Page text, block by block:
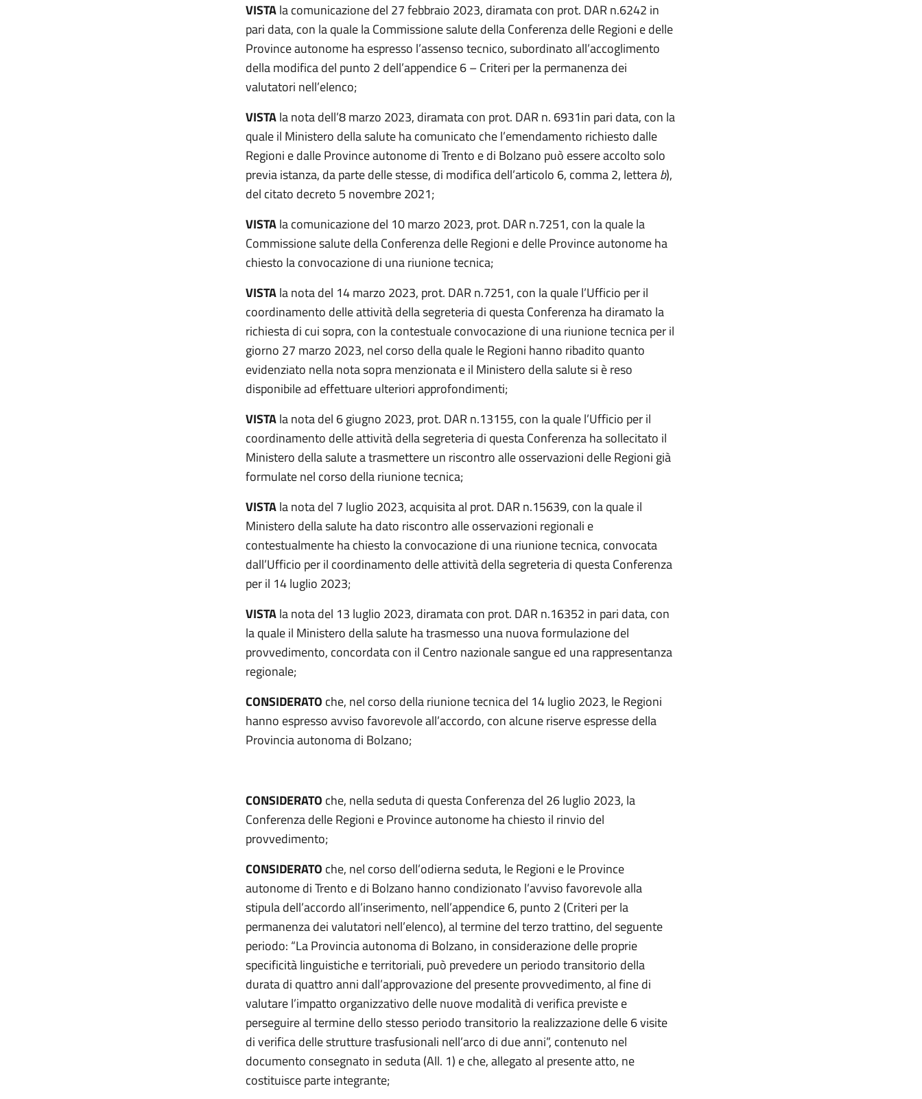
VISTAla comunicazione del 27 febbraio 2023, diramata con prot. DAR n.6242 in
pari data, con la quale la Commissione salute della Conferenza delle Regioni e delle
Province autonome ha espresso l’assenso tecnico, subordinato all’accoglimento
della modifica del punto 2 dell’appendice 6 – Criteri per la permanenza dei
valutatori nell’elenco;
VISTAla nota dell’8 marzo 2023, diramata con prot. DAR n. 6931in pari data, con la
quale il Ministero della salute ha comunicato che l’emendamento richiesto dalle
Regioni e dalle Province autonome di Trento e di Bolzano può essere accolto solo
previa istanza, da parte delle stesse, di modifica dell’articolo 6, comma 2, letterab),
del citato decreto 5 novembre 2021;
VISTAla comunicazione del 10 marzo 2023, prot. DAR n.7251, con la quale la
Commissione salute della Conferenza delle Regioni e delle Province autonome ha
chiesto la convocazione di una riunione tecnica;
VISTAla nota del 14 marzo 2023, prot. DAR n.7251, con la quale l’Ufficio per il
coordinamento delle attività della segreteria di questa Conferenza ha diramato la
richiesta di cui sopra, con la contestuale convocazione di una riunione tecnica per il
giorno 27 marzo 2023, nel corso della quale le Regioni hanno ribadito quanto
evidenziato nella nota sopra menzionata e il Ministero della salute si è reso
disponibile ad effettuare ulteriori approfondimenti;
VISTAla nota del 6 giugno 2023, prot. DAR n.13155, con la quale l’Ufficio per il
coordinamento delle attività della segreteria di questa Conferenza ha sollecitato il
Ministero della salute a trasmettere un riscontro alle osservazioni delle Regioni già
formulate nel corso della riunione tecnica;
VISTAla nota del 7 luglio 2023, acquisita al prot. DAR n.15639, con la quale il
Ministero della salute ha dato riscontro alle osservazioni regionali e
contestualmente ha chiesto la convocazione di una riunione tecnica, convocata
dall’Ufficio per il coordinamento delle attività della segreteria di questa Conferenza
per il 14 luglio 2023;
VISTAla nota del 13 luglio 2023, diramata con prot. DAR n.16352 in pari data, con
la quale il Ministero della salute ha trasmesso una nuova formulazione del
provvedimento, concordata con il Centro nazionale sangue ed una rappresentanza
regionale;
CONSIDERATO che, nel corso della riunione tecnica del 14 luglio 2023, le Regioni
hanno espresso avviso favorevole all’accordo, con alcune riserve espresse della
Provincia autonoma di Bolzano;
CONSIDERATO che, nella seduta di questa Conferenza del 26 luglio 2023, la
Conferenza delle Regioni e Province autonome ha chiesto il rinvio del
provvedimento;
CONSIDERATO che, nel corso dell’odierna seduta, le Regioni e le Province
autonome di Trento e di Bolzano hanno condizionato l’avviso favorevole alla
stipula dell’accordo all’inserimento, nell’appendice 6, punto 2 (Criteri per la
permanenza dei valutatori nell’elenco), al termine del terzo trattino, del seguente
periodo: “La Provincia autonoma di Bolzano, in considerazione delle proprie
specificità linguistiche e territoriali, può prevedere un periodo transitorio della
durata di quattro anni dall’approvazione del presente provvedimento, al fine di
valutare l’impatto organizzativo delle nuove modalità di verifica previste e
perseguire al termine dello stesso periodo transitorio la realizzazione delle 6 visite
di verifica delle strutture trasfusionali nell’arco di due anni”, contenuto nel
documento consegnato in seduta (All. 1) e che, allegato al presente atto, ne
costituisce parte integrante;